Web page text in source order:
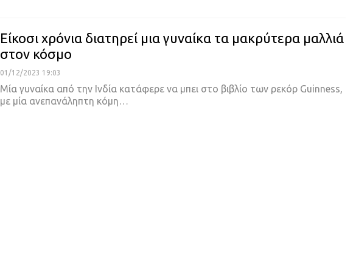
Είκοσι χρόνια διατηρεί μια γυναίκα τα μακρύτερα μαλλιά
στον κόσμο
01/12/2023 19:03
Μία γυναίκα από την Ινδία κατάφερε να μπει στο βιβλίο των ρεκόρ Guinness,
με μία ανεπανάληπτη κόμη…